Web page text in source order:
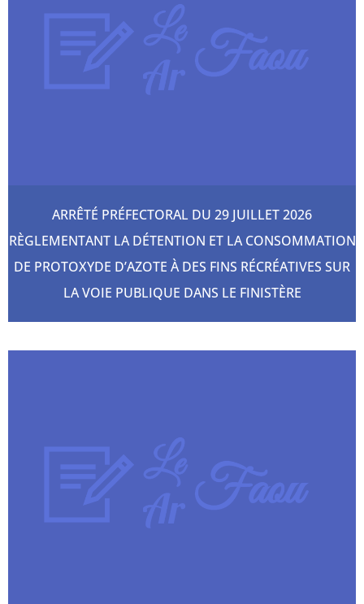
ARRÊTÉ PRÉFECTORAL DU 29 JUILLET 2026
RÈGLEMENTANT LA DÉTENTION ET LA CONSOMMATION
DE PROTOXYDE D’AZOTE À DES FINS RÉCRÉATIVES SUR
LA VOIE PUBLIQUE DANS LE FINISTÈRE